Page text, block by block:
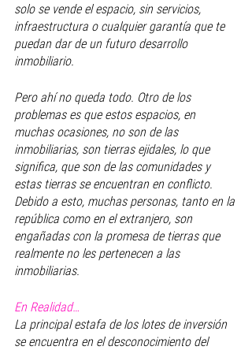
solo se vende el espacio, sin servicios,
infraestructura o cualquier garantía que te
puedan dar de un futuro desarrollo
inmobiliario.
Pero ahí no queda todo. Otro de los
problemas es que estos espacios, en
muchas ocasiones, no son de las
inmobiliarias, son tierras ejidales, lo que
significa, que son de las comunidades y
estas tierras se encuentran en conflicto.
Debido a esto, muchas personas, tanto en la
república como en el extranjero, son
engañadas con la promesa de tierras que
realmente no les pertenecen a las
inmobiliarias.
En Realidad…
La principal estafa de los lotes de inversión
se encuentra en el desconocimiento del